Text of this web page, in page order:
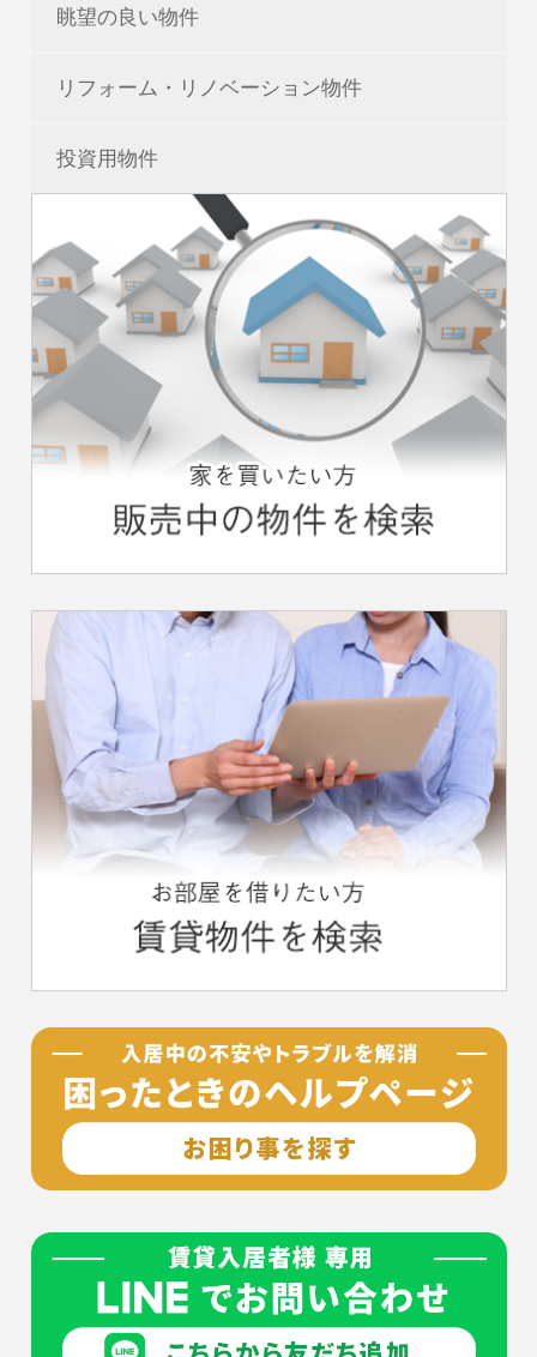
眺望の良い物件
リフォーム・リノベーション物件
投資用物件